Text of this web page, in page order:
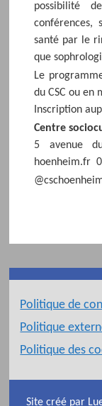
possibilité
conférences,
santé par le
que
Le
du CSC ou en
Inscription
Centre
5 avenue
hoenheim.fr
Politique de
Politique
Politique des
Site créé par